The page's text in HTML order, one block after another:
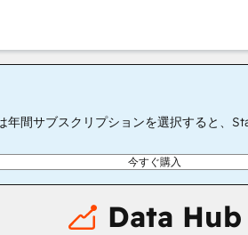
間サブスクリプションを選択すると、
今すぐ購入
Data Hub